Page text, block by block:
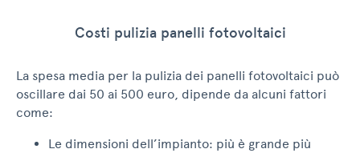
Costi pulizia panelli fotovoltaici
La spesa media per la pulizia dei panelli fotovoltaici può
oscillare dai 50 ai 500 euro, dipende da alcuni fattori
come:
Le dimensioni dell’impianto: più è grande più